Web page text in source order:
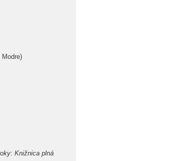
: Knižnica plná